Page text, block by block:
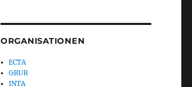
ORGANISATIONEN
ECTA
GRUR
INTA